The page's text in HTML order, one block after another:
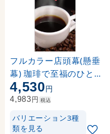
フルカラー店頭幕(懸垂
幕) 珈琲で至福のひと
時 素材:ポンジ (69056
)
4,530円
4,983円 税込
バリエーション3種
類を見る